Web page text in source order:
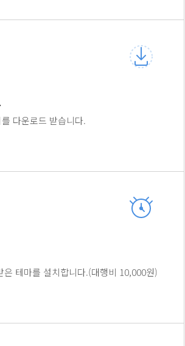
다운로드 받습니다.
은 테마를 설치합니다.(대행비 10,000원)